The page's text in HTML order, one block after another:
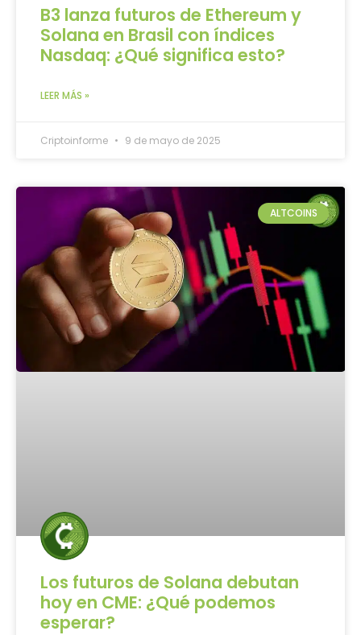
B3 lanza futuros de Ethereum y
Solana en Brasil con índices
Nasdaq: ¿Qué significa esto?
LEER MÁS »
Criptoinforme 9 de mayo de 2025
ALTCOINS
Los futuros de Solana debutan
hoy en CME: ¿Qué podemos
esperar?